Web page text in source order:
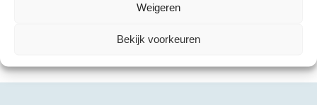
Weigeren
Bekijk voorkeuren